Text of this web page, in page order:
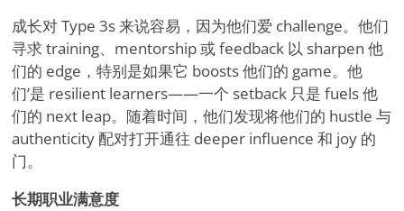
成长对 Type 3s 来说容易，因为他们爱 challenge。他们
寻求 training、mentorship 或 feedback 以 sharpen 他
们的 edge，特别是如果它 boosts 他们的 game。他
们’是 resilient learners——一个 setback 只是 fuels 他
们的 next leap。随着时间，他们发现将他们的 hustle 与
authenticity 配对打开通往 deeper influence 和 joy 的
门。
长期职业满意度